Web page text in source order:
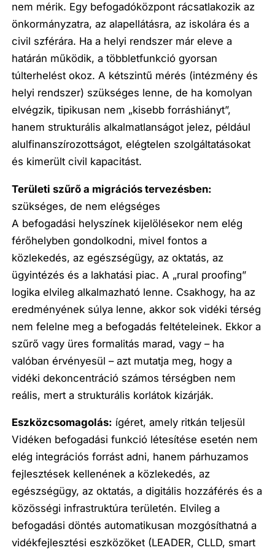
nem mérik. Egy befogadóközpont rácsatlakozik az
önkormányzatra, az alapellátásra, az iskolára és a
civil szférára. Ha a helyi rendszer már eleve a
határán működik, a többletfunkció gyorsan
túlterhelést okoz. A kétszintű mérés (intézmény és
helyi rendszer) szükséges lenne, de ha komolyan
elvégzik, tipikusan nem „kisebb forráshiányt”,
hanem strukturális alkalmatlanságot jelez, például
alulfinanszírozottságot, elégtelen szolgáltatásokat
és kimerült civil kapacitást.
Területi szűrő a migrációs tervezésben:
szükséges, de nem elégséges
A befogadási helyszínek kijelölésekor nem elég
férőhelyben gondolkodni, mivel fontos a
közlekedés, az egészségügy, az oktatás, az
ügyintézés és a lakhatási piac. A „rural proofing”
logika elvileg alkalmazható lenne. Csakhogy, ha az
eredményének súlya lenne, akkor sok vidéki térség
nem felelne meg a befogadás feltételeinek. Ekkor a
szűrő vagy üres formalitás marad, vagy – ha
valóban érvényesül – azt mutatja meg, hogy a
vidéki dekoncentráció számos térségben nem
reális, mert a strukturális korlátok kizárják.
Eszközcsomagolás: ígéret, amely ritkán teljesül
Vidéken befogadási funkció létesítése esetén nem
elég integrációs forrást adni, hanem párhuzamos
fejlesztések kellenének a közlekedés, az
egészségügy, az oktatás, a digitális hozzáférés és a
közösségi infrastruktúra területén. Elvileg a
befogadási döntés automatikusan mozgósíthatná a
vidékfejlesztési eszközöket (LEADER, CLLD, smart